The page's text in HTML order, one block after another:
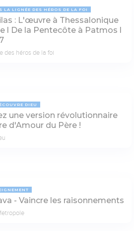
LA LIGNÉE DES HÉROS DE LA FOI
: L'œuvre à Thessalonique
l De la Pentecôte à Patmos l
des héros de la foi
DIEU
une version révolutionnaire
d'Amour du Père !
- Vaincre les raisonnements